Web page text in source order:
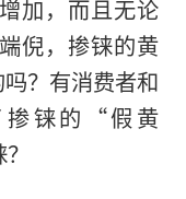
加，而且无论
倪，掺铼的黄
？有消费者和
掺铼的“假黄